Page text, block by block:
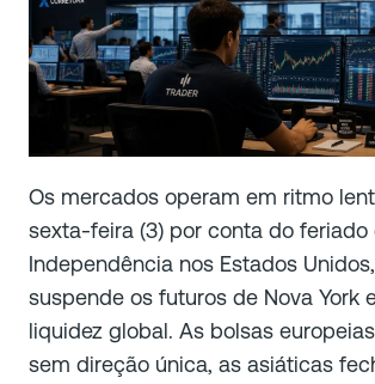
Os mercados operam em ritmo
sexta-feira (3) por conta do feriado
Independência nos Estados
suspende os futuros de Nova York
liquidez global. As bolsas
sem direção única, as asiáticas